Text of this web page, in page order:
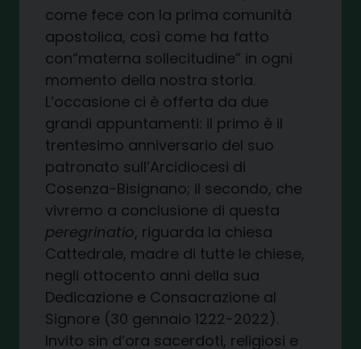
come fece con la prima comunità
apostolica, così come ha fatto
con“materna sollecitudine” in ogni
momento della nostra storia.
L’occasione ci è offerta da due
grandi appuntamenti: il primo è il
trentesimo anniversario del suo
patronato sull’Arcidiocesi di
Cosenza-Bisignano; il secondo, che
vivremo a conclusione di questa
peregrinatio, riguarda la chiesa
Cattedrale, madre di tutte le chiese,
negli ottocento anni della sua
Dedicazione e Consacrazione al
Signore (30 gennaio 1222-2022).
Invito sin d’ora sacerdoti, religiosi e